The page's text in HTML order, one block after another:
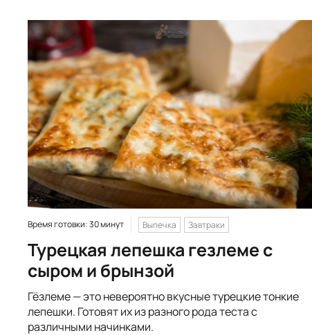
Время готовки: 30 минут Выпечка Завтраки
Турецкая лепешка гезлеме с
сыром и брынзой
Гёзлеме — это невероятно вкусные турецкие тонкие
лепешки. Готовят их из разного рода теста с
различными начинками.